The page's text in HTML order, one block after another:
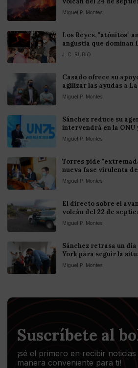
Miguel P. Montes
Los Reyes, "atónitos"
angustia que dominan
J. C. RUBIO
Casado ofrece su
agilizar las ayudas a
Miguel P. Montes
Sánchez reduce su
intervendrá en la ONU
Miguel P. Montes
Torres pide
nueva fase virulenta
Miguel P. Montes
El directo sobre el
volcán del 22 de
Miguel P. Montes
Sánchez retrasa un
York para seguir la
Miguel P. Montes
Suscríbete al
¡sé el primero en recibir
manera conveniente para ti!